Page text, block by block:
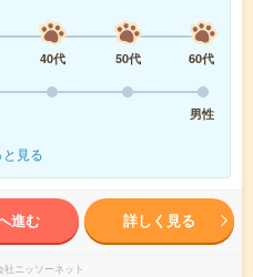
40代 50代
60代
男性
と見る
進む 詳しく見る
社ニッソーネット